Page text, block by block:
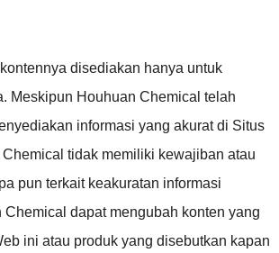
disediakan hanya untuk
. Meskipun Houhuan Chemical telah
informasi yang akurat di Situs
Chemical tidak memiliki kewajiban atau
pun terkait keakuratan informasi
Chemical dapat mengubah konten yang
ini atau produk yang disebutkan kapan